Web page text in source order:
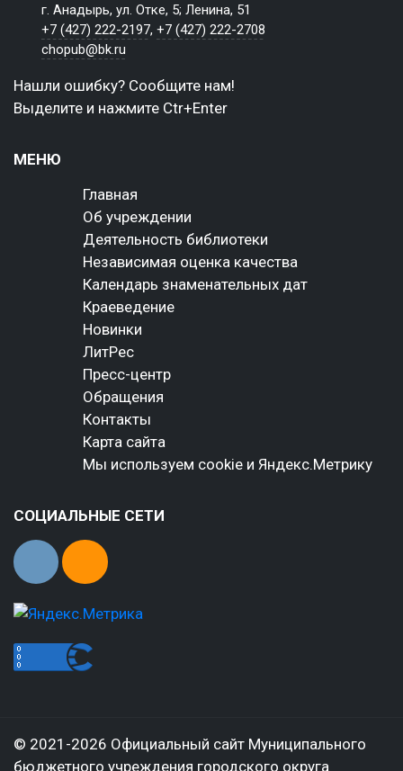
г. Анадырь, ул. Отке, 5; Ленина, 51
+7 (427) 222-2197,+7 (427) 222-2708
chopub@bk.ru
Нашли ошибку? Сообщите нам!
Выделите и нажмите Ctr+Enter
МЕНЮ
Главная
Об учреждении
Деятельность библиотеки
Независимая оценка качества
Календарь знаменательных дат
Краеведение
Новинки
ЛитРес
Пресс-центр
Обращения
Контакты
Карта сайта
Мы используем cookie и Яндекс.Метрику
СОЦИАЛЬНЫЕ СЕТИ
© 2021-2026 Официальный сайт Муниципального
бюджетного учреждения городского округа